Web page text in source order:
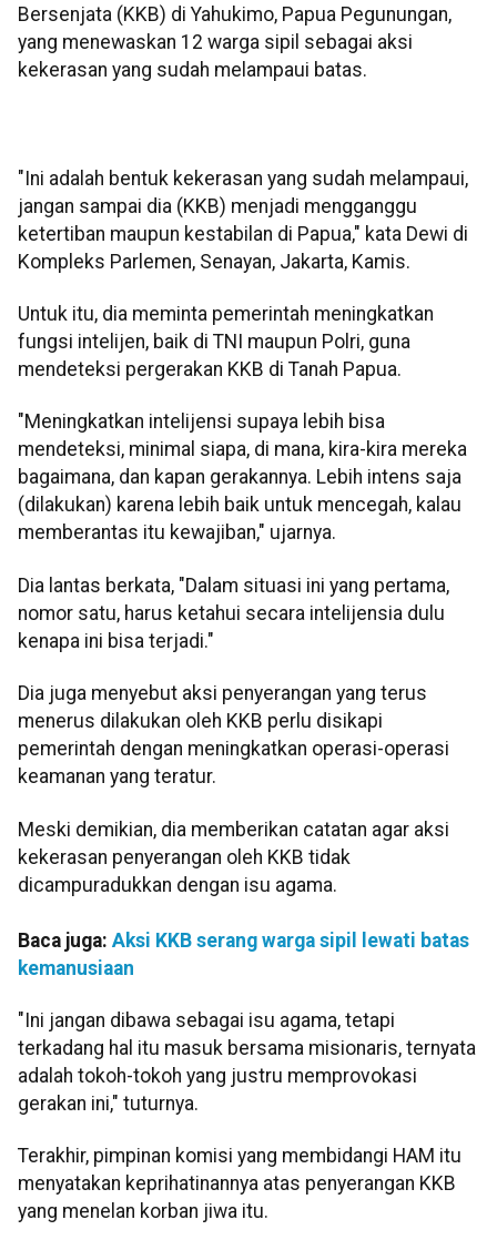
Bersenjata (KKB) di Yahukimo, Papua Pegunungan,
yang menewaskan 12 warga sipil sebagai aksi
kekerasan yang sudah melampaui batas.
"Ini adalah bentuk kekerasan yang sudah melampaui,
jangan sampai dia (KKB) menjadi mengganggu
ketertiban maupun kestabilan di Papua," kata Dewi di
Kompleks Parlemen, Senayan, Jakarta, Kamis.
Untuk itu, dia meminta pemerintah meningkatkan
fungsi intelijen, baik di TNI maupun Polri, guna
mendeteksi pergerakan KKB di Tanah Papua.
"Meningkatkan intelijensi supaya lebih bisa
mendeteksi, minimal siapa, di mana, kira-kira mereka
bagaimana, dan kapan gerakannya. Lebih intens saja
(dilakukan) karena lebih baik untuk mencegah, kalau
memberantas itu kewajiban," ujarnya.
Dia lantas berkata, "Dalam situasi ini yang pertama,
nomor satu, harus ketahui secara intelijensia dulu
kenapa ini bisa terjadi."
Dia juga menyebut aksi penyerangan yang terus
menerus dilakukan oleh KKB perlu disikapi
pemerintah dengan meningkatkan operasi-operasi
keamanan yang teratur.
Meski demikian, dia memberikan catatan agar aksi
kekerasan penyerangan oleh KKB tidak
dicampuradukkan dengan isu agama.
Baca juga: Aksi KKB serang warga sipil lewati batas
kemanusiaan
"Ini jangan dibawa sebagai isu agama, tetapi
terkadang hal itu masuk bersama misionaris, ternyata
adalah tokoh-tokoh yang justru memprovokasi
gerakan ini," tuturnya.
Terakhir, pimpinan komisi yang membidangi HAM itu
menyatakan keprihatinannya atas penyerangan KKB
yang menelan korban jiwa itu.